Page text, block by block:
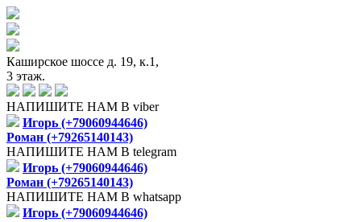
Каширское шоссе д. 19, к.1,
3 этаж.
НАПИШИТЕ НАМ В viber
Игорь (+79060944646)
Роман (+79265140143)
НАПИШИТЕ НАМ В telegram
Игорь (+79060944646)
Роман (+79265140143)
НАПИШИТЕ НАМ В whatsapp
Игорь (+79060944646)